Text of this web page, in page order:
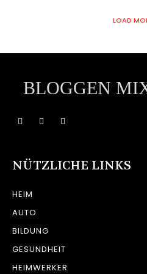
LOAD
BLOGGEN
NÜTZLICHE LINKS
HEIM
AUTO
BILDUNG
GESUNDHEIT
HEIMWERKER